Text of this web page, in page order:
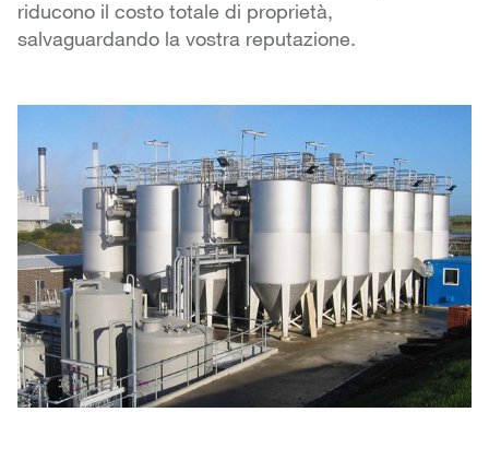
riducono il costo totale di proprietà,
salvaguardando la vostra reputazione.